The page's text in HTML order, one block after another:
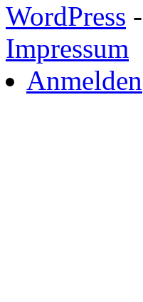
WordPress
Impressum
Anmelden